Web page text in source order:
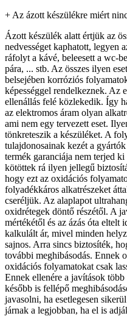
+ Az ázott készülékre miért
Ázott készülék alatt értjük az
nedvességet kaphatott, legyen
ráfolyt a kávé, beleesett a wc-
pára, ... stb. Az összes ilyen
belsejében korróziós
képességgel rendelkeznek. Az
ellenállás felé közlekedik. Így
az elektromos áram olyan
ami nem egy tervezett eset.
tönkreteszik a készüléket. A
tulajdonosainak kezét a
termék garanciája nem terjed
kötöttek rá ilyen jellegű
hogy ezt az oxidációs
folyadékkáros alkatrészeket
cseréljük. Az alaplapot
oxidrétegek döntő részétől. A
mértékétől és az ázás óta eltelt
kalkulált ár, mivel minden
sajnos. Arra sincs biztosíték,
további meghibásodás. Ennek
oxidációs folyamatokat csak
Ennek ellenére a javítások
később is fellépő
javasolni, ha esetlegesen
járnak a legjobban, ha el is